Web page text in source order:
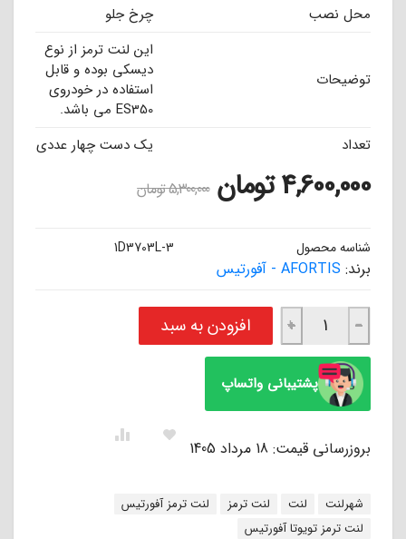
محل نصب
چرخ جلو
توضیحات
این لنت ترمز از نوع
دیسکی بوده و قابل
استفاده در خودروی
ES350 می باشد.
تعداد
یک دست چهار عددی
4,600,000تومان 5,300,000تومان
شناسه محصول 1D3703L-3
برند: AFORTIS - آفورتیس
لنت ترمز جلو لکسوس ES350 آفورتیس AFORTIS عدد
−
+ افزودن به سبد
پشتیبانی واتساپ
بروزرسانی قیمت: 18 مرداد 1405
برچسب:
شهرلنت لنت لنت ترمز
لنت ترمز آفورتیس
لنت ترمز تویوتا آفورتیس